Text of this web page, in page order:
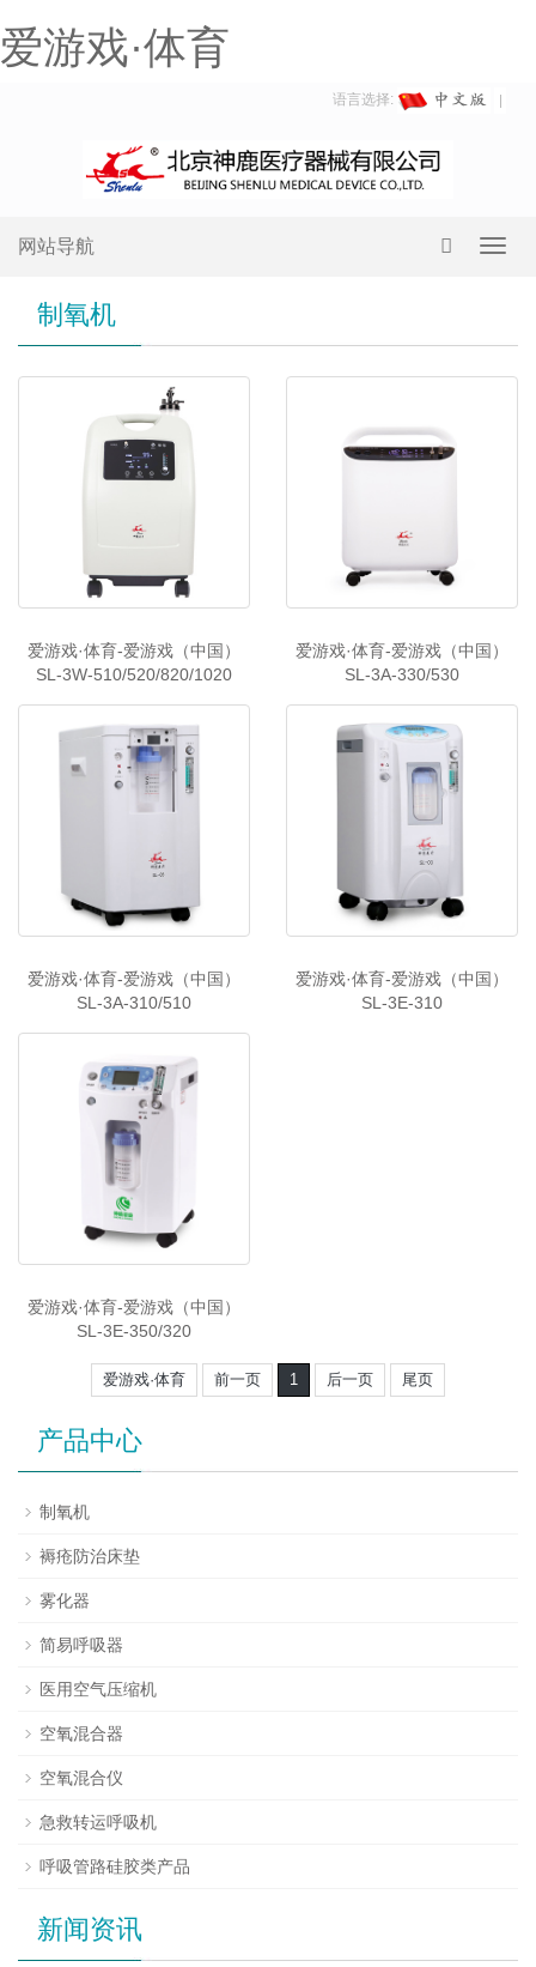
爱游戏·体育
语言选择:
网站导航
制氧机
爱游戏·体育-爱游戏（中国）
SL-3W-510/520/820/1020
爱游戏·体育-爱游戏（中国）
SL-3A-330/530
爱游戏·体育-爱游戏（中国）
SL-3A-310/510
爱游戏·体育-爱游戏（中国）
SL-3E-310
爱游戏·体育-爱游戏（中国）
SL-3E-350/320
爱游戏·体育 前一页 1 后一页 尾页
产品中心
制氧机
褥疮防治床垫
雾化器
简易呼吸器
医用空气压缩机
空氧混合器
空氧混合仪
急救转运呼吸机
呼吸管路硅胶类产品
新闻资讯